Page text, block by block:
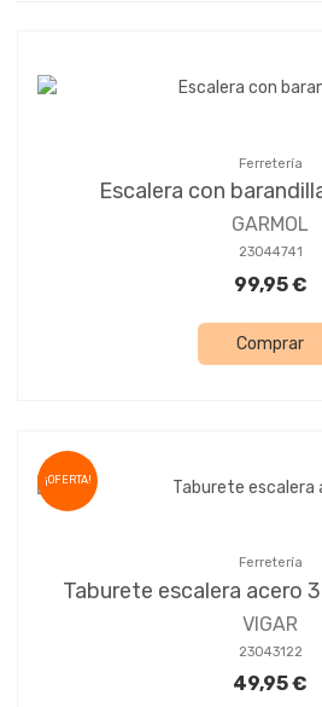
Ferretería
Escalera con
GARMOL
23044741
99,95 €
Comprar
¡OFERTA!
Ferretería
Taburete escalera acero
VIGAR
23043122
49,95 €